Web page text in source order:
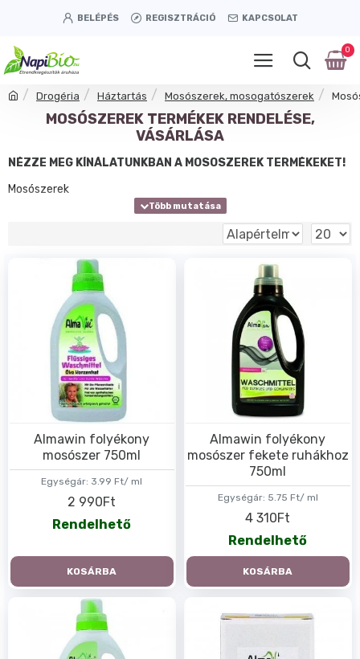
BELÉPÉS REGISZTRÁCIÓ KAPCSOLAT
0
Drogéria Háztartás Mosószerek, mosogatószerek
MOSÓSZEREK TERMÉKEK RENDELÉSE,
VÁSÁRLÁSA
NÉZZE MEG KÍNÁLATUNKBAN A MOSÓSZEREK TERMÉKEKET!
Mosószerek
Egységár: 3.99 Ft/ ml
Almawin folyékony
mosószer 750ml
2 990Ft
Rendelhető
KOSÁRBA
Egységár: 5.75 Ft/ ml
Almawin folyékony
mosószer fekete ruhákhoz
750ml
4 310Ft
Rendelhető
KOSÁRBA